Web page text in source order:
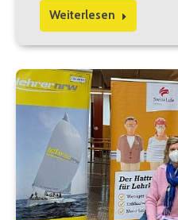
Weiterlesen